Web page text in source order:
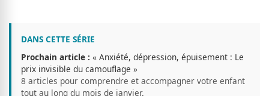
DANS CETTE SÉRIE
Prochain article : « Anxiété, dépression, épuisement : Le
prix invisible du camouflage »
8 articles pour comprendre et accompagner votre enfant
tout au long du mois de janvier.